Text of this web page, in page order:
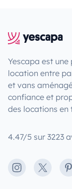
Yescapa est
location entre
et vans
confiance et
des locations en
4.47/5 sur 3223
Instagram
X